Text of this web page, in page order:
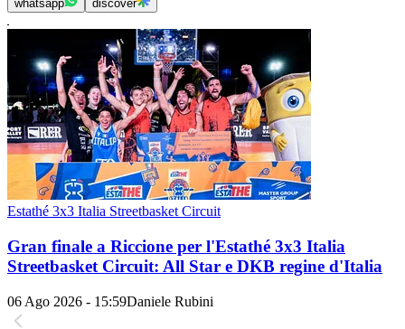
whatsapp discover
Estathé 3x3 Italia Streetbasket Circuit
Gran finale a Riccione per l'Estathé 3x3 Italia
Streetbasket Circuit: All Star e DKB regine d'Italia
06 Ago 2026 - 15:59Daniele Rubini